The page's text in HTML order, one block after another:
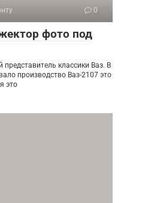
0
фото под
представитель классики Ваз. В
производство Ваз-2107 это
это